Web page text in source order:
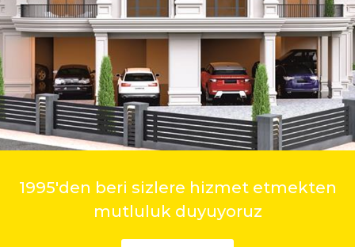
1995'den beri sizlere hizmet etmekten
mutluluk duyuyoruz